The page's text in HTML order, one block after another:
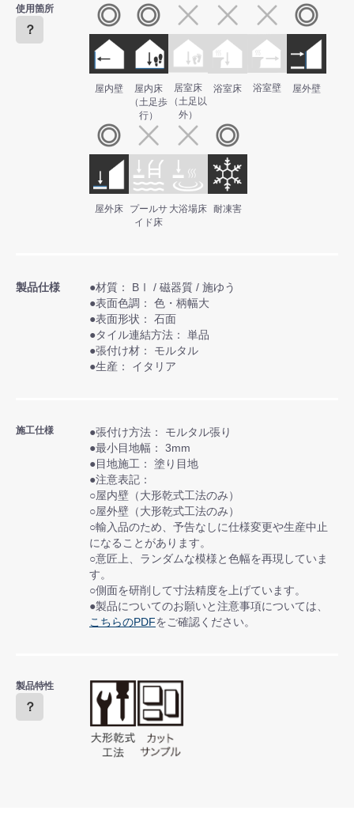
使用箇所
？
屋内壁
屋内床
（土足歩
行）
居室床
（土足以
外）
浴室床 浴室壁 屋外壁
屋外床
プールサ
イド床
大浴場床 耐凍害
製品仕様
●材質： BⅠ / 磁器質 / 施ゆう
●表面色調： 色・柄幅大
●表面形状： 石面
●タイル連結方法： 単品
●張付け材： モルタル
●生産： イタリア
施工仕様
●張付け方法： モルタル張り
●最小目地幅： 3mm
●目地施工： 塗り目地
●注意表記：
○屋内壁（大形乾式工法のみ）
○屋外壁（大形乾式工法のみ）
○輸入品のため、予告なしに仕様変更や生産中止
になることがあります。
○意匠上、ランダムな模様と色幅を再現していま
す。
○側面を研削して寸法精度を上げています。
●製品についてのお願いと注意事項については、
こちらのPDFをご確認ください。
製品特性
？